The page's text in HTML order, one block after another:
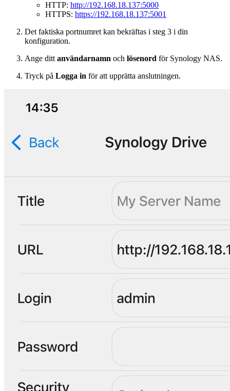
HTTP: http://192.168.18.137:5000
HTTPS: https://192.168.18.137:5001
Det faktiska portnumret kan bekräftas i steg 3 i din
konfiguration.
Ange ditt användarnamn och lösenord för Synology NAS.
Tryck på Logga in för att upprätta anslutningen.